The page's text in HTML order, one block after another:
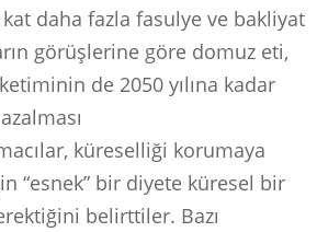
daha fazla fasulye ve bakliyat
görüşlerine göre domuz eti,
de 2050 yılına kadar
küreselliği korumaya
“esnek” bir diyete küresel bir
belirttiler. Bazı